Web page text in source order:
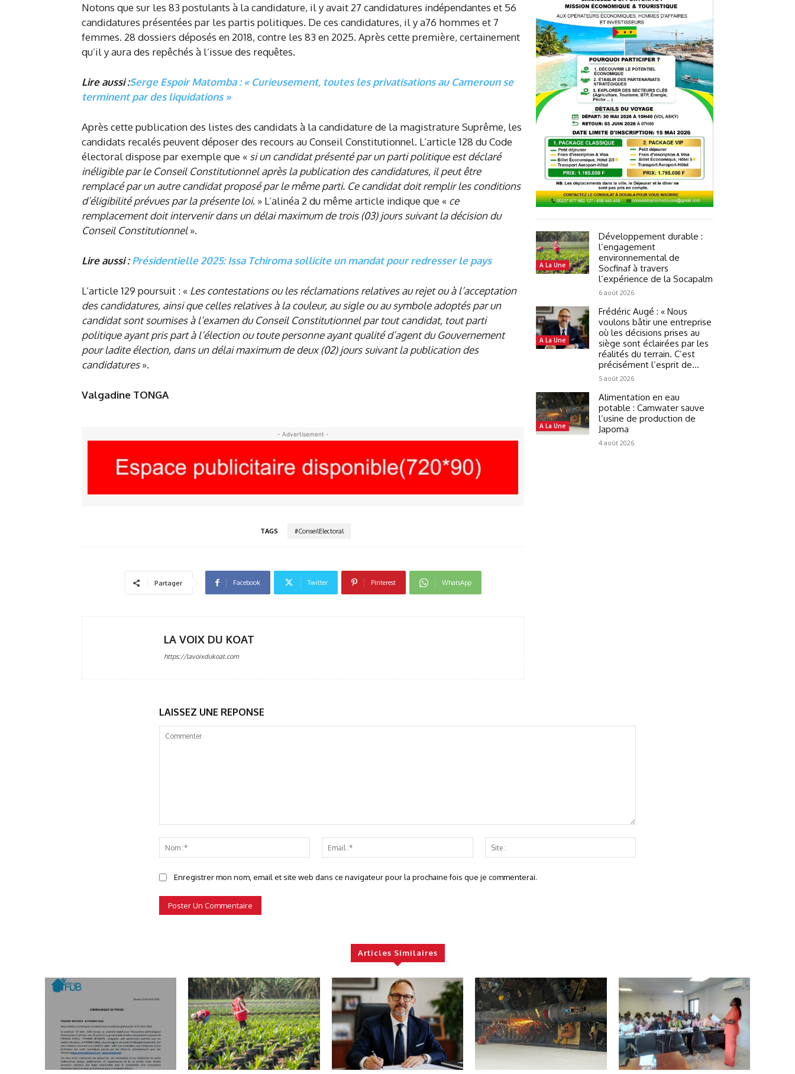
Notons que sur les 83 postulants à la candidature, il y avait 27 candidatures indépendantes et 56
candidatures présentées par les partis politiques. De ces candidatures, il y a76 hommes et 7
femmes. 28 dossiers déposés en 2018, contre les 83 en 2025. Après cette première, certainement
qu’il y aura des repêchés à l’issue des requêtes.
Lire aussi :Serge Espoir Matomba : « Curieusement, toutes les privatisations au Cameroun se
terminent par des liquidations »
Après cette publication des listes des candidats à la candidature de la magistrature Suprême, les
candidats recalés peuvent déposer des recours au Conseil Constitutionnel. L’article 128 du Code
électoral dispose par exemple que « si un candidat présenté par un parti politique est déclaré
inéligible par le Conseil Constitutionnel après la publication des candidatures, il peut être
remplacé par un autre candidat proposé par le même parti. Ce candidat doit remplir les conditions
d’éligibilité prévues par la présente loi. » L’alinéa 2 du même article indique que « ce
remplacement doit intervenir dans un délai maximum de trois (03) jours suivant la décision du
Conseil Constitutionnel».
Lire aussi :Présidentielle 2025: Issa Tchiroma sollicite un mandat pour redresser le pays
L’article 129 poursuit : « Les contestations ou les réclamations relatives au rejet ou à l’acceptation
des candidatures, ainsi que celles relatives à la couleur, au sigle ou au symbole adoptés par un
candidat sont soumises à l’examen du Conseil Constitutionnel par tout candidat, tout parti
politique ayant pris part à l’élection ou toute personne ayant qualité d’agent du Gouvernement
pour ladite élection, dans un délai maximum de deux (02) jours suivant la publication des
candidatures».
Valgadine TONGA
- Advertisement -
TAGS #ConseilElectoral
Partager Facebook Twitter Pinterest WhatsApp
LA VOIX DU KOAT
https://lavoixdukoat.com
A La Une
Développement durable :
l’engagement
environnemental de
Socfinaf à travers
l’expérience de la Socapalm
6 août 2026
A La Une
Frédéric Augé : « Nous
voulons bâtir une entreprise
où les décisions prises au
siège sont éclairées par les
réalités du terrain. C’est
précisément l’esprit de...
5 août 2026
A La Une
Alimentation en eau
potable : Camwater sauve
l’usine de production de
Japoma
4 août 2026
LAISSEZ UNE REPONSE
:*
Email
:*
:
Enregistrer mon nom, email et site web dans ce navigateur pour la prochaine fois que je commenterai.
Articles Similaires